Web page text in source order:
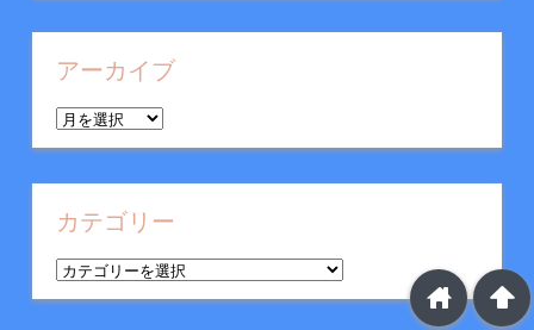
アーカイブ
ア
ー
カ
イ
カテゴリー
カ
テ
arrowup
home